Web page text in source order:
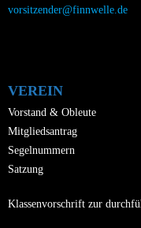
vorsitzender@finnwelle.de
VEREIN
Vorstand & Obleute
Mitgliedsantrag
Segelnummern
Satzung
Klassenvorschrift zur